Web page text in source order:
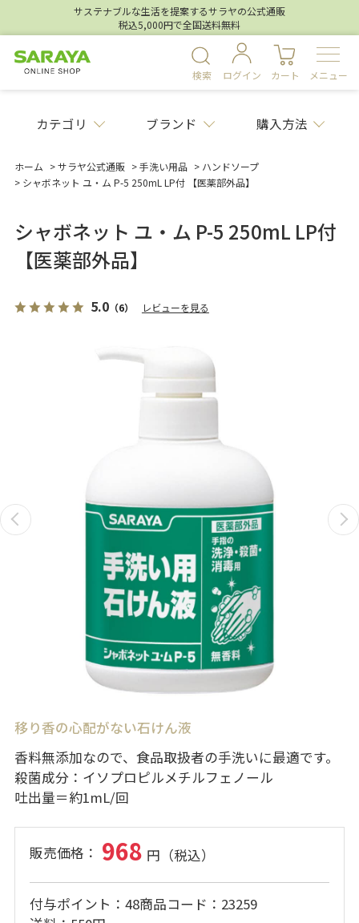
サステナブルな生活を提案するサラヤの公式通販
税込5,000円で全国送料無料
検索 ログイン カート メニュー
カテゴリ ブランド 購入方法
ホーム >サラヤ公式通販 >手洗い用品 > ハンドソープ
> シャボネット ユ・ム P-5 250mL LP付 【医薬部外品】
シャボネット ユ・ム P-5 250mL LP付
【医薬部外品】
5.0（6） レビューを見る
移り香の心配がない石けん液
香料無添加なので、食品取扱者の手洗いに最適です。
殺菌成分：イソプロピルメチルフェノール
吐出量＝約1mL/回
968
付与ポイント 48商品コード
23259